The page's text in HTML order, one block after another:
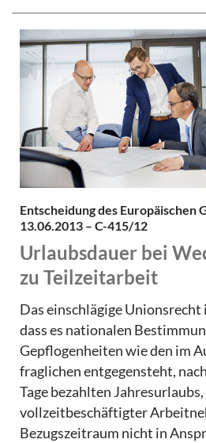
Entscheidung des Europäischen
13.06.2013 – C-415/12
Urlaubsdauer bei
zu Teilzeitarbeit
Das einschlägige Unionsrecht
dass es nationalen
Gepflogenheiten wie den im
fraglichen entgegensteht,
Tage bezahlten
vollzeitbeschäftigter
Bezugszeitraum nicht in